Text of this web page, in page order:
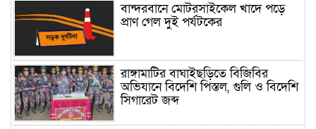
বান্দরবানে মোটরসাইকেল খাদে পড়ে
প্রাণ গেল দুই পর্যটকের
রাঙ্গামাটির বাঘাইছড়িতে বিজিবির
অভিযানে বিদেশি পিস্তল, গুলি ও বিদেশি
সিগারেট জব্দ